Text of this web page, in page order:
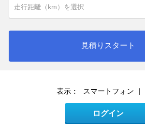
見積りスタート
表示： スマートフォン |
ログイン